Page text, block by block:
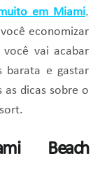
em Miami.
economizar
você vai acabar
barata e gastar
as dicas sobre o
Beach